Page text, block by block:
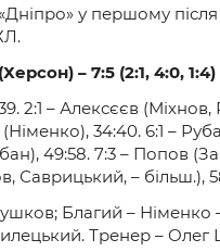
Україна (ж)
Тренерський Штаб
Календар Матчів
у першому
– 7:5 (2:1, 4:0, 1:4)
2:1 – Алексєєв (Міхнов,
34:40. 6:1 –
49:58. 7:3 – Попов
Саврицький, – більш.),
Благий –
Тренер – Олег